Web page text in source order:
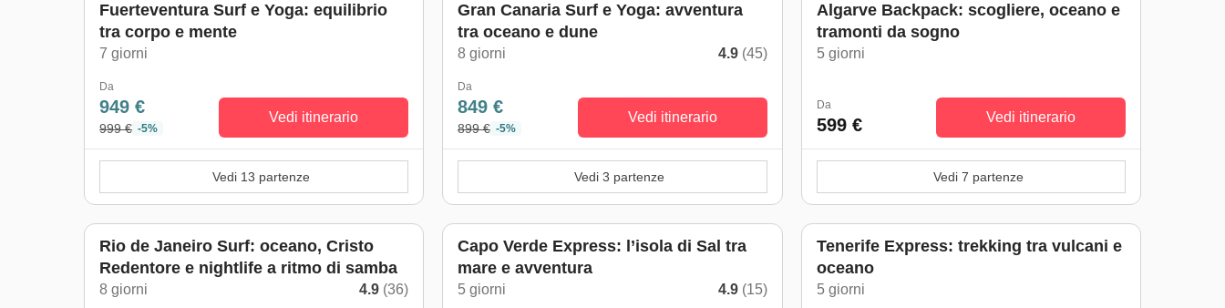
Fuerteventura Surf e Yoga: equilibrio
tra corpo e mente
7 giorni
Da
949 €
999 € -5%
Vedi itinerario
Vedi 13 partenze
Gran Canaria Surf e Yoga: avventura
tra oceano e dune
8 giorni 4.9 (45)
Da
849 €
899 € -5%
Vedi itinerario
Vedi 3 partenze
Algarve Backpack: scogliere, oceano e
tramonti da sogno
5 giorni
Da
599 € Vedi itinerario
Vedi 7 partenze
Rio de Janeiro Surf: oceano, Cristo
Redentore e nightlife a ritmo di samba
8 giorni 4.9 (36)
Capo Verde Express: l’isola di Sal tra
mare e avventura
5 giorni 4.9 (15)
Tenerife Express: trekking tra vulcani e
oceano
5 giorni